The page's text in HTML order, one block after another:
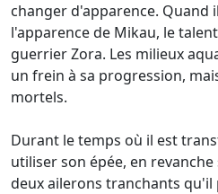
changer d'apparence. Quand
l'apparence de Mikau, le
guerrier Zora. Les milieux
un frein à sa progression,
mortels.
Durant le temps où il est
utiliser son épée, en
deux ailerons tranchants